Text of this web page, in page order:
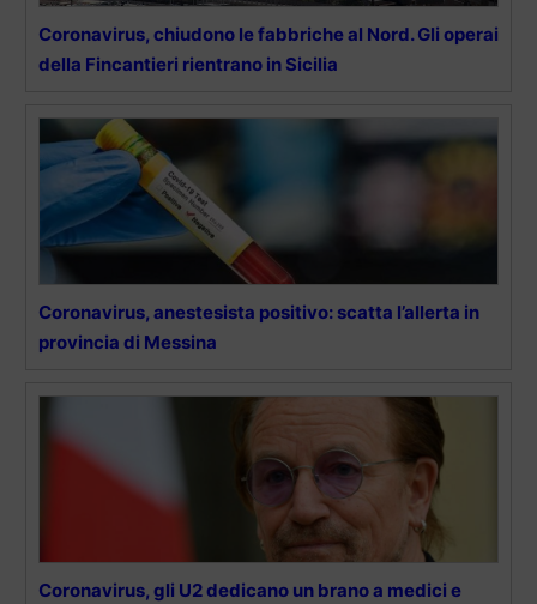
Coronavirus, chiudono le fabbriche al Nord. Gli operai
della Fincantieri rientrano in Sicilia
Coronavirus, anestesista positivo: scatta l’allerta in
provincia di Messina
Coronavirus, gli U2 dedicano un brano a medici e